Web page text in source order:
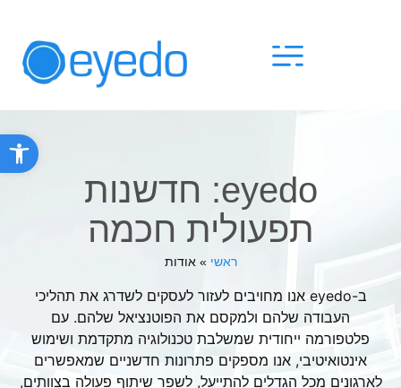
eyedo: חדשנות
תפעולית חכמה
ראשי » אודות
ב-eyedo אנו מחויבים לעזור לעסקים לשדרג את תהליכי
העבודה שלהם ולמקסם את הפוטנציאל שלהם. עם
פלטפורמה ייחודית שמשלבת טכנולוגיה מתקדמת ושימוש
אינטואיטיבי, אנו מספקים פתרונות חדשניים שמאפשרים
לארגונים מכל הגדלים להתייעל, לשפר שיתוף פעולה בצוותים,
פתח